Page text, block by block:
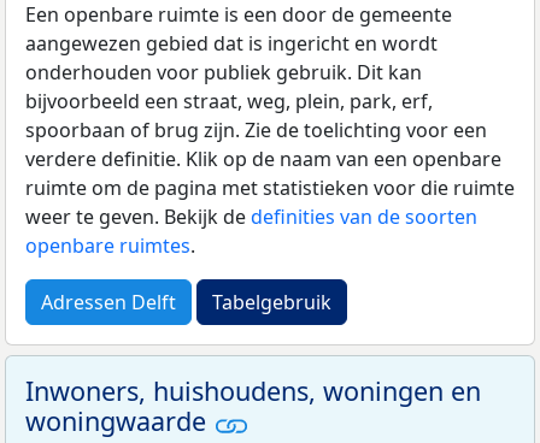
Een openbare ruimte is een door de gemeente
aangewezen gebied dat is ingericht en wordt
onderhouden voor publiek gebruik. Dit kan
bijvoorbeeld een straat, weg, plein, park, erf,
spoorbaan of brug zijn. Zie de toelichting voor een
verdere definitie. Klik op de naam van een openbare
ruimte om de pagina met statistieken voor die ruimte
weer te geven. Bekijk dedefinities van de soorten
openbare ruimtes.
Adressen Delft Tabelgebruik
Inwoners, huishoudens, woningen en
woningwaarde